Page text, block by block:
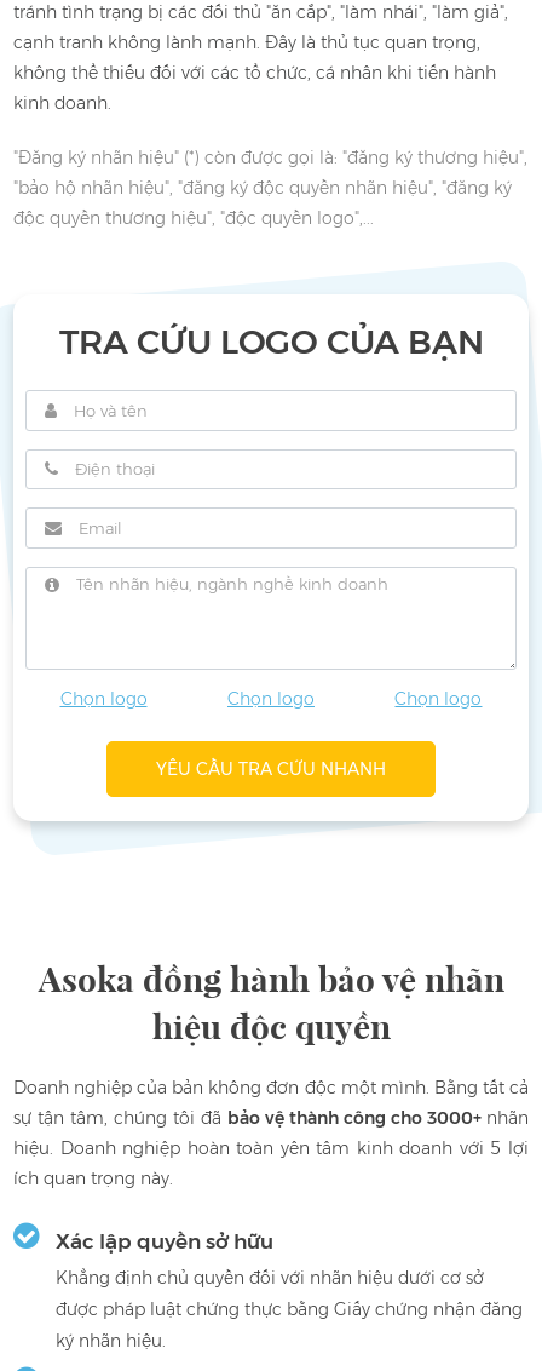
tránh tình trạng bị các đối thủ "ăn cắp", "làm nhái", "làm giả",
cạnh tranh không lành mạnh. Đây là thủ tục quan trọng,
không thể thiếu đối với các tổ chức, cá nhân khi tiến hành
kinh doanh.
"Đăng ký nhãn hiệu" (*) còn được gọi là: "đăng ký thương hiệu",
"bảo hộ nhãn hiệu", "đăng ký độc quyền nhãn hiệu", "đăng ký
độc quyền thương hiệu", "độc quyền logo",...
TRA CỨU LOGO CỦA BẠN
Chọn logo Chọn logo Chọn logo
YÊU CẦU TRA CỨU NHANH
Asoka đồng hành bảo vệ nhãn
hiệu độc quyền
Doanh nghiệp của bản không đơn độc một mình. Bằng tất cả
sự tận tâm, chúng tôi đã bảo vệ thành công cho 3000+ nhãn
hiệu. Doanh nghiệp hoàn toàn yên tâm kinh doanh với 5 lợi
ích quan trọng này.
Xác lập quyền sở hữu
Khẳng định chủ quyền đối với nhãn hiệu dưới cơ sở
được pháp luật chứng thực bằng Giấy chứng nhận đăng
ký nhãn hiệu.